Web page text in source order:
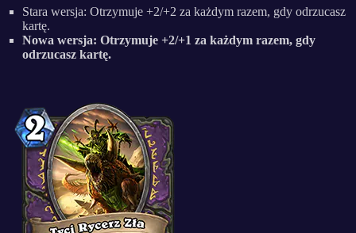
Stara wersja: Otrzymuje +2/+2 za każdym razem, gdy odrzucasz
kartę.
Nowa wersja: Otrzymuje +2/+1 za każdym razem, gdy
odrzucasz kartę.